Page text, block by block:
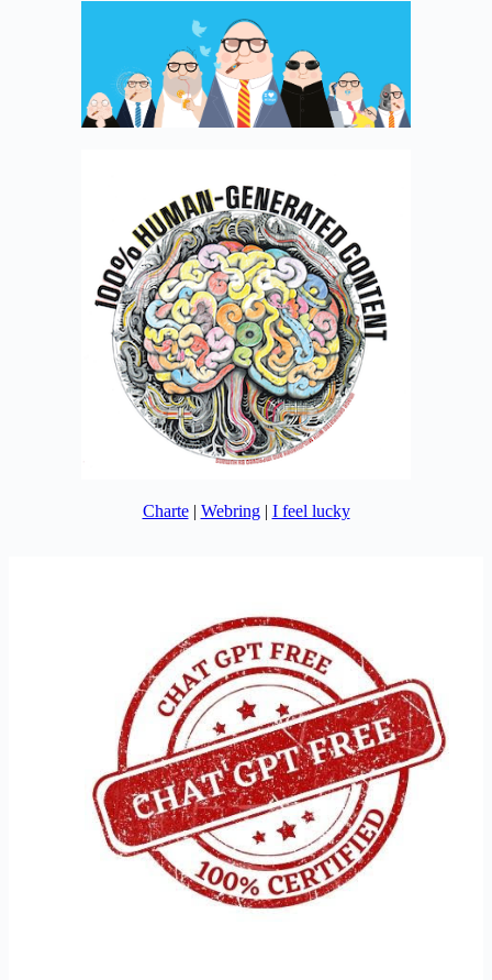
Charte| Webring| I feel lucky